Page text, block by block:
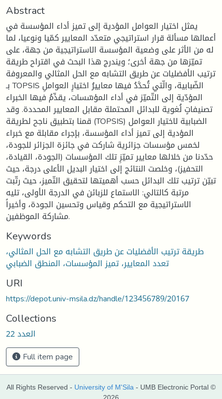
Abstract
يمثل اختيار العوامل المؤدية إلى تميز أداء المؤسسة في
أعمالها مسألة قرار استراتيجي متعدّد المعايير كمّيا ونوعيا، لما
له من الأثر على وضعية المؤسسة الاستراتيجية من جهة، على
تميّزها من جهة أخرى؛ ويندرج هذا البحث في اقتراح طريقة
ترتيب الأفضليات عن طريق التشابه مع الحل المثالي والمعروفة
بـ TOPSIS الضّبابية، والّتي تُحدَّدُ فيها معاييرُ اختيارِ العواملِ
المؤدّية إلى التّميّز في أداء المؤسّسات، يقدِّمُ فيها الخبراء
تصنيفاتٍ لُغوية للبدائل المحتملة مقابل المعايير المحددة. وقد
قمنا بتطبيق ناجح لطريقة (TOPSIS) الضبابية لاختيار العوامل
المؤدية إلى تميز أداء المؤسسة، بإجراء مقابلة مع خبراء
لخمس مؤسسات جزائرية شاركت في جائزة الجزائر للجودة،
حدّدنا من خلالها معايير تميّزِ تلك المؤسسات (الجودة، القيادة،
التحفيز)، وخلصت النتائج إلى اختيار البديل الأعلى درجة، حيث
تبيّن ترتيب تلك البدائل حسب أهميتها لتحقيق التّميز، حيث رتّبت
مرتبة كالتالي: الاستماع للزبائن في الدرجة الأولى، تليه
الاستراتيجية مع التحكم وقياس وتحسين الجودة، وأخيراً
مشاركة الموظفين.
Keywords
طريقة ترتيب الأفضليات عن طريق التشابه مع الحل المثالي،
تعدد المعايير، تميز المؤسسات، المنطق الضبابي
URI
https://depot.univ-msila.dz/handle/123456789/20167
Collections
العدد 22
Full item page
All Rights Reserved - University of M'Sila - UMB Electronic Portal ©